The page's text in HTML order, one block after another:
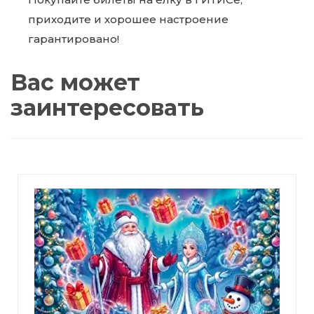
приходите и хорошее настроение
гарантировано!
Вас может
заинтересовать